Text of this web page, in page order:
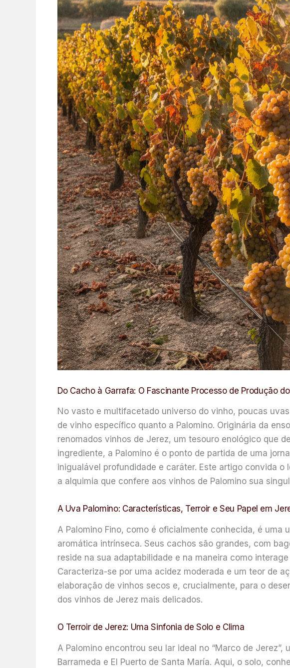
Do Cacho à Garrafa: O Fascinante Processo de Produção
No vasto e multifacetado universo do vinho, poucas
de vinho específico quanto a Palomino. Originária da
renomados vinhos de Jerez, um tesouro enológico que
ingrediente, a Palomino é o ponto de partida de uma
inigualável profundidade e caráter. Este artigo convida
a alquimia que confere aos vinhos de Palomino sua
A Uva Palomino: Características, Terroir e Seu Papel em
A Palomino Fino, como é oficialmente conhecida, é
aromática intrínseca. Seus cachos são grandes, com
reside na sua adaptabilidade e na maneira como
Caracteriza-se por uma acidez moderada e um teor de
elaboração de vinhos secos e, crucialmente, para o
dos vinhos de Jerez mais delicados.
O Terroir de Jerez: Uma Sinfonia de Solo e Clima
A Palomino encontrou seu lar ideal no “Marco de
Barrameda e El Puerto de Santa María. Aqui, o solo,